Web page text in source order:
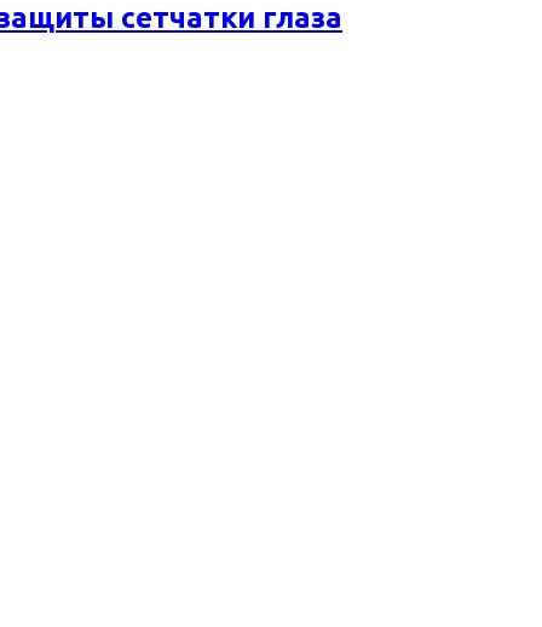
сетчатки глаза